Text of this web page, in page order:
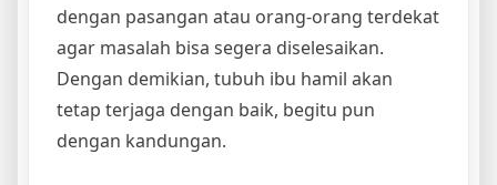
dengan pasangan atau orang-orang terdekat
agar masalah bisa segera diselesaikan.
Dengan demikian, tubuh ibu hamil akan
tetap terjaga dengan baik, begitu pun
dengan kandungan.